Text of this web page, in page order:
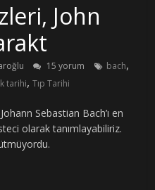
John
15 yorum bach,
tarihi,Tıp Tarihi
Sebastian Bach’ı en
olarak tanımlayabiliriz.